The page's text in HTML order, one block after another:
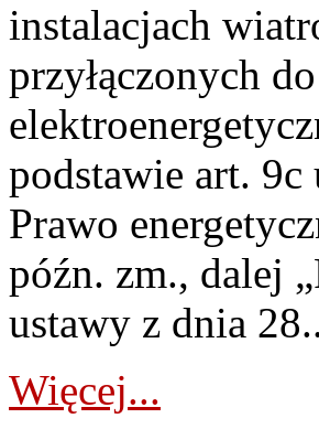
instalacjach
przyłączonych
podstawie art.
Prawo
późn. zm., dalej
ustawy z dnia
Więcej...